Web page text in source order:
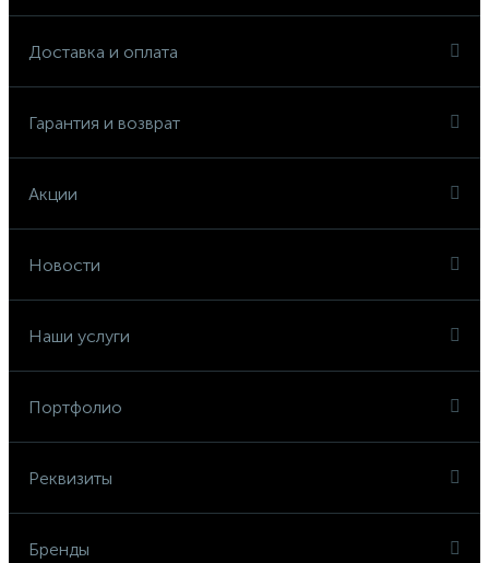
Доставка и оплата
Гарантия и возврат
Акции
Новости
Наши услуги
Портфолио
Реквизиты
Бренды